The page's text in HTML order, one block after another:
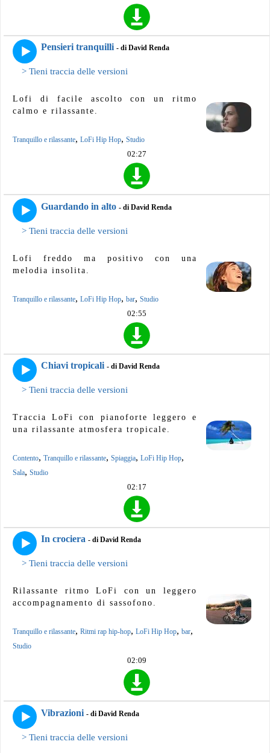
Pensieri tranquilli - di David Renda
> Tieni traccia delle versioni
Lofi di facile ascolto con un ritmo
calmo e rilassante.
Tranquillo e rilassante, LoFi Hip Hop, Studio
02:27
Guardando in alto - di David Renda
> Tieni traccia delle versioni
Lofi freddo ma positivo con una
melodia insolita.
Tranquillo e rilassante, LoFi Hip Hop, bar, Studio
02:55
Chiavi tropicali - di David Renda
> Tieni traccia delle versioni
Traccia LoFi con pianoforte leggero e
una rilassante atmosfera tropicale.
Contento, Tranquillo e rilassante, Spiaggia, LoFi Hip Hop,
Sala, Studio
02:17
In crociera - di David Renda
> Tieni traccia delle versioni
Rilassante ritmo LoFi con un leggero
accompagnamento di sassofono.
Tranquillo e rilassante, Ritmi rap hip-hop, LoFi Hip Hop, bar,
Studio
02:09
Vibrazioni - di David Renda
> Tieni traccia delle versioni